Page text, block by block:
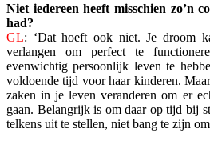
Niet iedereen heeft misschien zo’n
had?
GL: ‘Dat hoeft ook niet. Je droom
verlangen om perfect te
evenwichtig persoonlijk leven te
voldoende tijd voor haar kinderen.
zaken in je leven veranderen om er
gaan. Belangrijk is om daar op tijd bij
telkens uit te stellen, niet bang te zijn